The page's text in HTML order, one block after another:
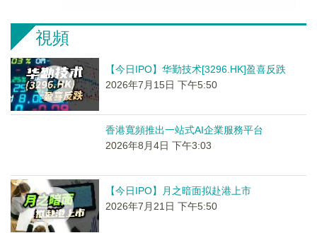
視頻
【今日IPO】华勤技术[3296.HK]盈喜反跌
2026年7月15日 下午5:50
香港寬頻推出一站式AI企業服務平台
2026年8月4日 下午3:03
【今日IPO】月之暗面拟赴港上市
2026年7月21日 下午5:50